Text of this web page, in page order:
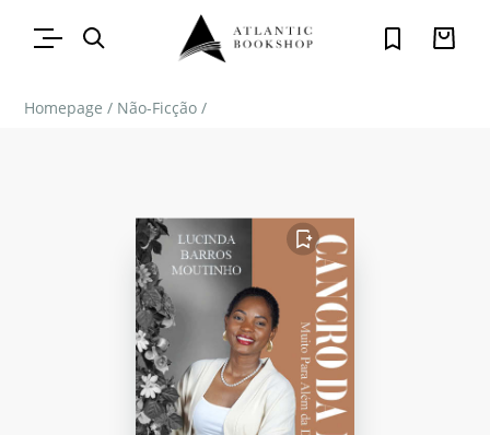
Homepage / Não-Ficção /
FAVORITO